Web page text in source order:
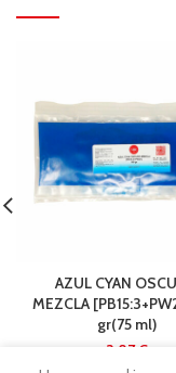
AZUL CYAN
MEZCLA
gr(75 ml)
€